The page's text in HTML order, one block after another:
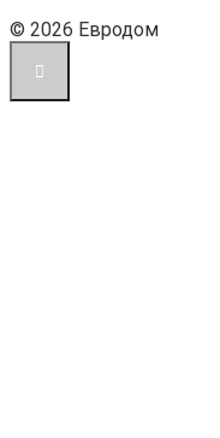
© 2026 Евродом